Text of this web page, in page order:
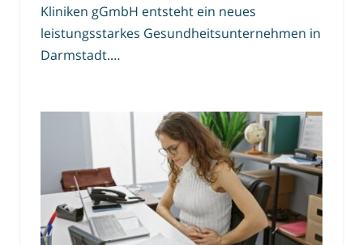
Kliniken gGmbH entsteht ein neues
leistungsstarkes Gesundheitsunternehmen in
Darmstadt.…